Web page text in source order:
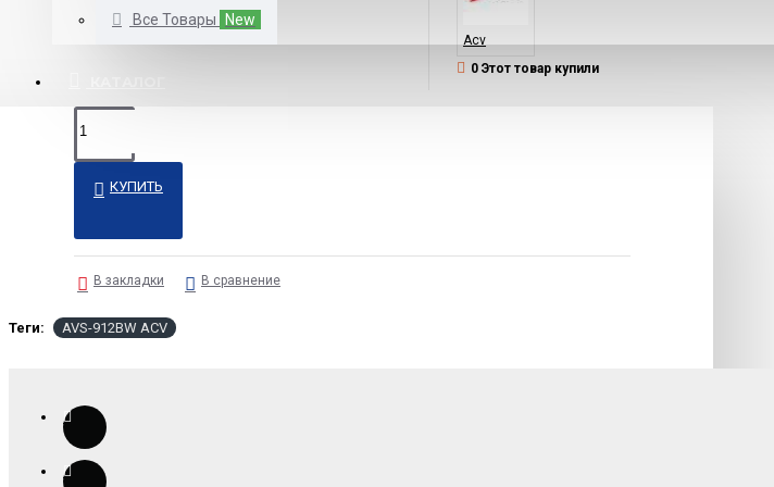
Все Товары New
Acv
0 Этот товар купили
КУПИТЬ
В закладки В сравнение
Теги: AVS-912BW ACV